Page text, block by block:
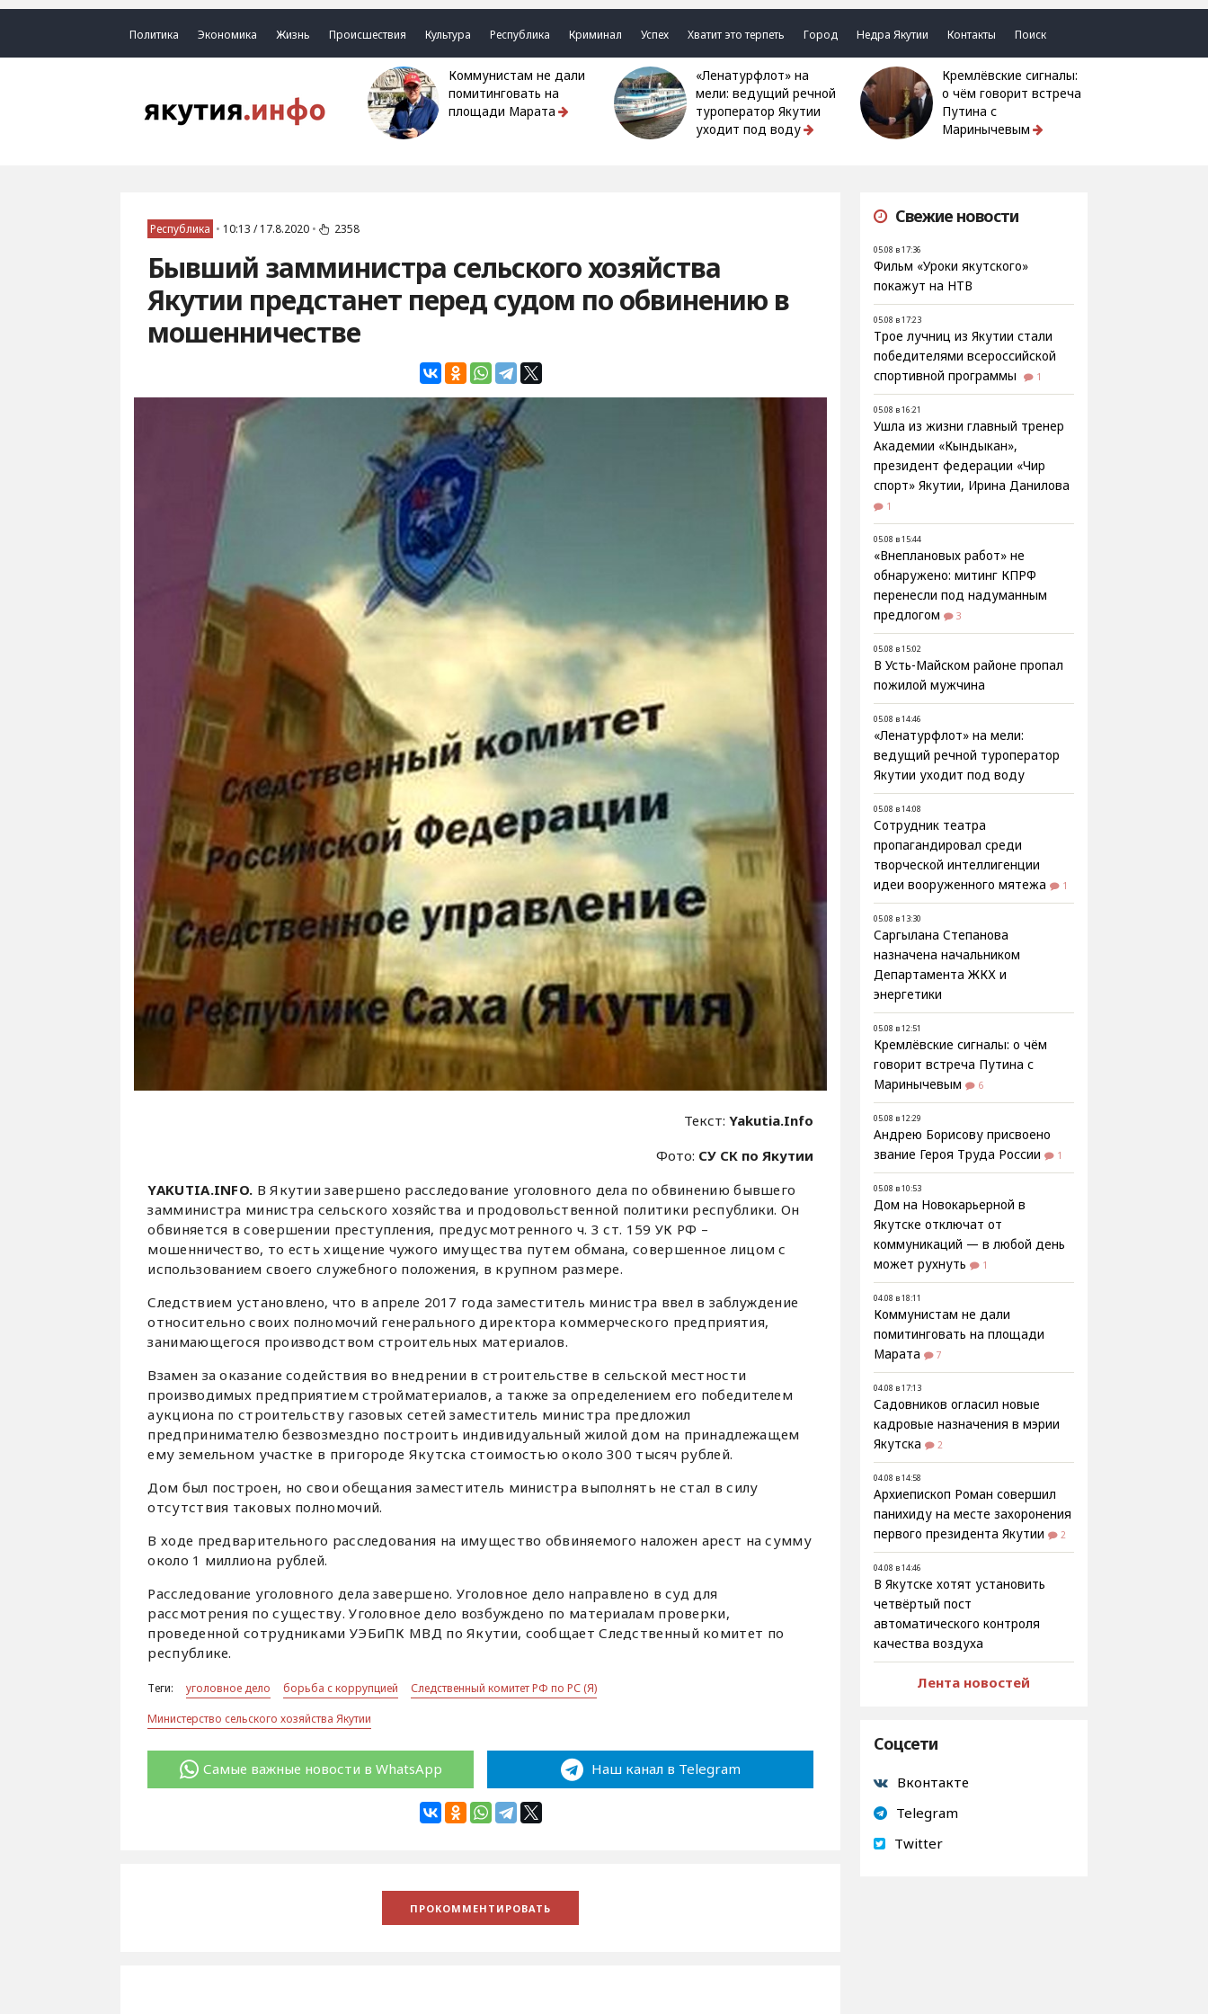
Политика Экономика Жизнь Происшествия Культура Республика Криминал Успех Хватит это терпеть Город Недра Якутии Контакты Поиск
Коммунистам не дали
помитинговать на
площади Марата
«Ленатурфлот» на
мели: ведущий речной
туроператор Якутии
уходит под воду
Кремлёвские сигналы:
о чём говорит встреча
Путина с
Маринычевым
Республика • 10:13 / 17.8.2020 • 2358
Бывший замминистра сельского хозяйства
Якутии предстанет перед судом по обвинению в
мошенничестве
Текст:Yakutia.Info
Фото: СУ СК по Якутии
YAKUTIA.INFO. В Якутии завершено расследование уголовного дела по обвинению бывшего
замминистра министра сельского хозяйства и продовольственной политики республики. Он
обвиняется в совершении преступления, предусмотренного ч. 3 ст. 159 УК РФ –
мошенничество, то есть хищение чужого имущества путем обмана, совершенное лицом с
использованием своего служебного положения, в крупном размере.
Следствием установлено, что в апреле 2017 года заместитель министра ввел в заблуждение
относительно своих полномочий генерального директора коммерческого предприятия,
занимающегося производством строительных материалов.
Взамен за оказание содействия во внедрении в строительстве в сельской местности
производимых предприятием стройматериалов, а также за определением его победителем
аукциона по строительству газовых сетей заместитель министра предложил
предпринимателю безвозмездно построить индивидуальный жилой дом на принадлежащем
ему земельном участке в пригороде Якутска стоимостью около 300 тысяч рублей.
Дом был построен, но свои обещания заместитель министра выполнять не стал в силу
отсутствия таковых полномочий.
В ходе предварительного расследования на имущество обвиняемого наложен арест на сумму
около 1 миллиона рублей.
Расследование уголовного дела завершено. Уголовное дело направлено в суд для
рассмотрения по существу. Уголовное дело возбуждено по материалам проверки,
проведенной сотрудниками УЭБиПК МВД по Якутии, сообщает Следственный комитет по
республике.
Теги: уголовное дело борьба с коррупцией
Следственный комитет РФ по РС (Я)
Министерство сельского хозяйства Якутии
Самые важные новости в WhatsApp Наш канал в Telegram
Свежие новости
05.08 в 17:36
Фильм «Уроки якутского»
покажут на НТВ
05.08 в 17:23
Трое лучниц из Якутии стали
победителями всероссийской
спортивной программы
1
05.08 в 16:21
Ушла из жизни главный тренер
Академии «Кындыкан»,
президент федерации «Чир
спорт» Якутии, Ирина Данилова
1
05.08 в 15:44
«Внеплановых работ» не
обнаружено: митинг КПРФ
перенесли под надуманным
предлогом
3
05.08 в 15:02
В Усть-Майском районе пропал
пожилой мужчина
05.08 в 14:46
«Ленатурфлот» на мели:
ведущий речной туроператор
Якутии уходит под воду
05.08 в 14:08
Сотрудник театра
пропагандировал среди
творческой интеллигенции
идеи вооруженного мятежа
1
05.08 в 13:30
Саргылана Степанова
назначена начальником
Департамента ЖКХ и
энергетики
05.08 в 12:51
Кремлёвские сигналы: о чём
говорит встреча Путина с
Маринычевым
6
05.08 в 12:29
Андрею Борисову присвоено
звание Героя Труда России
1
05.08 в 10:53
Дом на Новокарьерной в
Якутске отключат от
коммуникаций — в любой день
может рухнуть
1
04.08 в 18:11
Коммунистам не дали
помитинговать на площади
Марата
7
04.08 в 17:13
Садовников огласил новые
кадровые назначения в мэрии
Якутска
2
04.08 в 14:58
Архиепископ Роман совершил
панихиду на месте захоронения
первого президента Якутии
2
04.08 в 14:46
В Якутске хотят установить
четвёртый пост
автоматического контроля
качества воздуха
Лента новостей
Соцсети
Вконтакте
Telegram
Twitter